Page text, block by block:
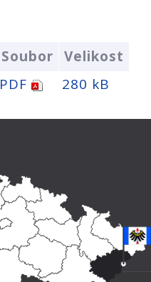
Soubor
Velikost
PDF 280 kB